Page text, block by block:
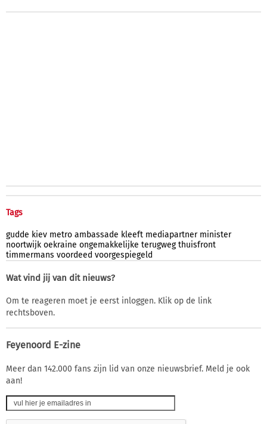
Tags
gudde kiev metro ambassade kleeft mediapartner minister
noortwijk oekraine ongemakkelijke terugweg thuisfront
timmermans voordeed voorgespiegeld
Wat vind jij van dit nieuws?
Om te reageren moet je eerst inloggen. Klik op de link
rechtsboven.
Feyenoord E-zine
Meer dan 142.000 fans zijn lid van onze nieuwsbrief. Meld je ook
aan!